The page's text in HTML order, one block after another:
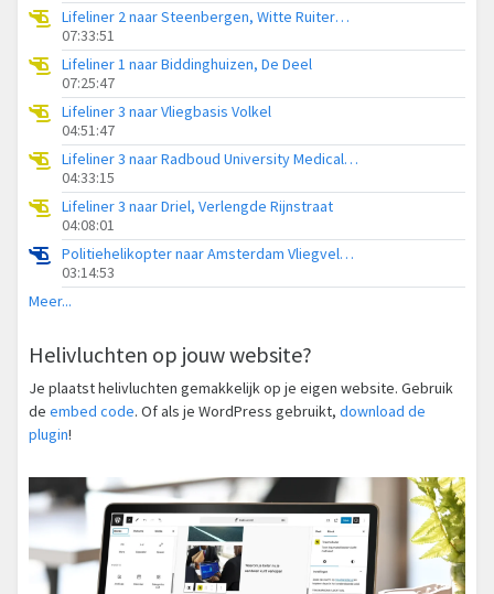
Lifeliner 2 naar Steenbergen, Witte Ruiterweg
07:33:51
Lifeliner 1 naar Biddinghuizen, De Deel
07:25:47
Lifeliner 3 naar Vliegbasis Volkel
04:51:47
Lifeliner 3 naar Radboud University Medical Center Heliport
04:33:15
Lifeliner 3 naar Driel, Verlengde Rijnstraat
04:08:01
Politiehelikopter naar Amsterdam Vliegveld Schiphol
03:14:53
Meer...
Helivluchten op jouw website?
Je plaatst helivluchten gemakkelijk op je eigen website. Gebruik
de embed code. Of als je WordPress gebruikt, download de
plugin!